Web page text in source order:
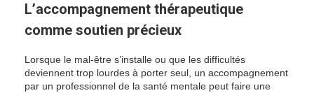
L’accompagnement thérapeutique
comme soutien précieux
Lorsque le mal-être s’installe ou que les difficultés
deviennent trop lourdes à porter seul, un accompagnement
par un professionnel de la santé mentale peut faire une